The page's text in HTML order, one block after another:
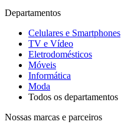
Departamentos
Celulares e Smartphones
TV e Vídeo
Eletrodomésticos
Móveis
Informática
Moda
Todos os departamentos
Nossas marcas e parceiros